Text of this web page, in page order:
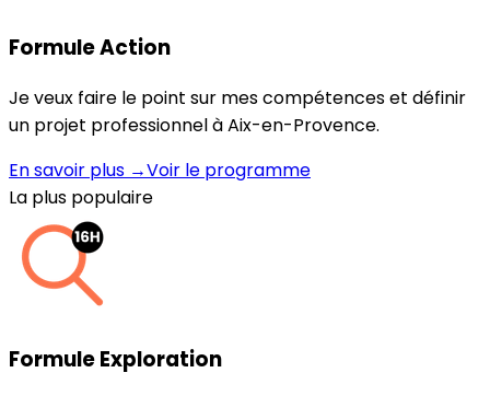
Formule Action
Je veux faire le point sur mes compétences et définir
un projet professionnel à Aix-en-Provence.
En savoir plus →Voir le programme
La plus populaire
Formule Exploration